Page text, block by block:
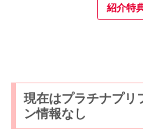
紹介特
現在はプラチナプリ
ン情報なし